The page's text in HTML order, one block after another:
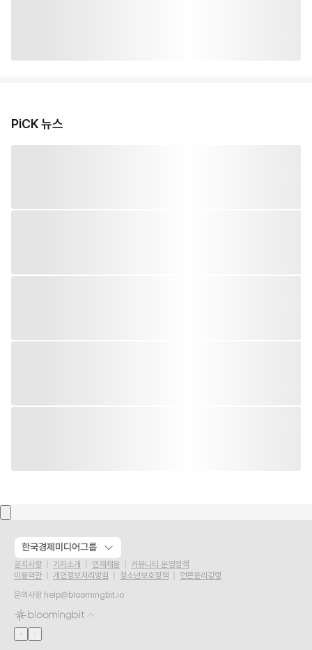
PiCK 뉴스
한국경제미디어그룹
공지사항 기자소개 인재채용
커뮤니티 운영정책
이용약관
개인정보처리방침 청소년보호정책
언론윤리강령
문의사항 help@bloomingbit.io